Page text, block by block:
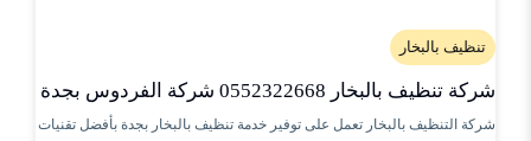
تنظيف بالبخار
شركة تنظيف بالبخار 0552322668 شركة الفردوس بجدة
شركة التنظيف بالبخار تعمل على توفير خدمة تنظيف بالبخار بجدة بأفضل تقنيات